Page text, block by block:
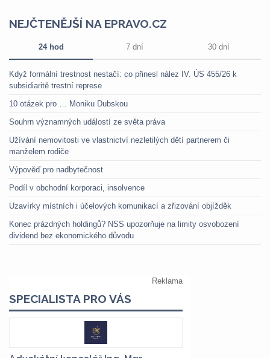
NEJČTENĚJŠÍ NA EPRAVO.CZ
24 hod 7 dní 30 dní
Když formální trestnost nestačí: co přinesl nález IV. ÚS 455/26 k
subsidiaritě trestní represe
10 otázek pro … Moniku Dubskou
Souhrn významných událostí ze světa práva
Užívání nemovitosti ve vlastnictví nezletilých dětí partnerem či
manželem rodiče
Výpověď pro nadbytečnost
Podíl v obchodní korporaci, insolvence
Uzavírky místních i účelových komunikací a zřizování objížděk
Konec prázdných holdingů? NSS upozorňuje na limity osvobození
dividend bez ekonomického důvodu